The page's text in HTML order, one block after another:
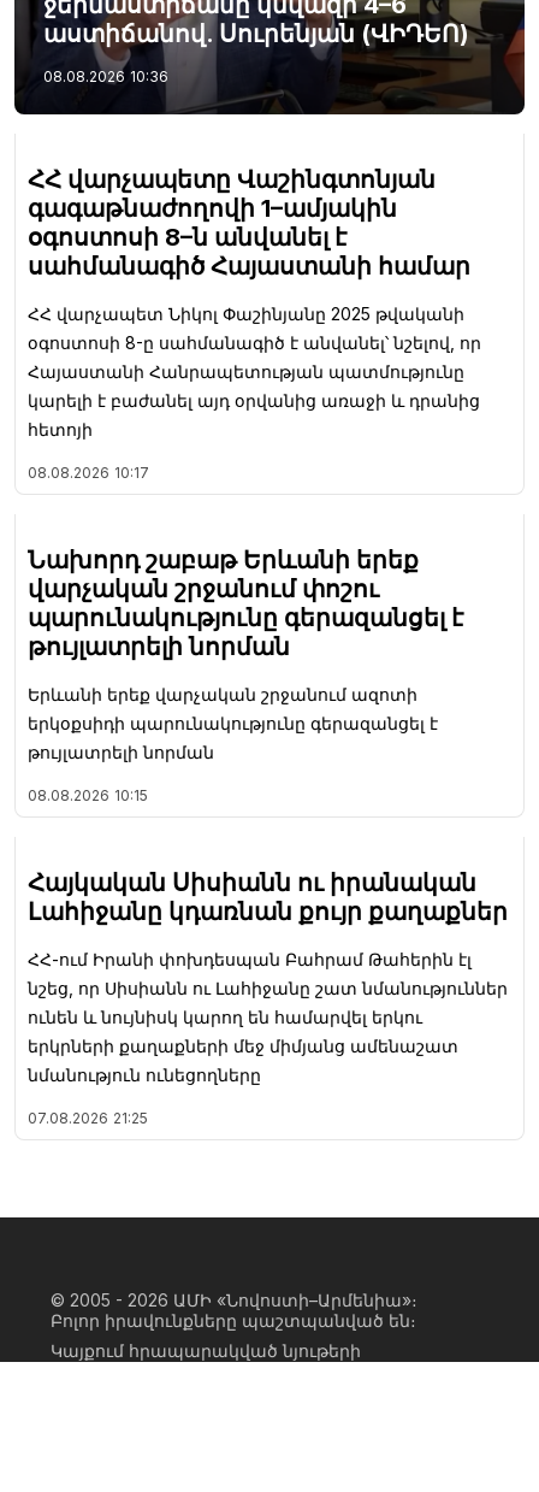
աստիճանով. Սուրենյան (ՎԻԴԵՈ)
08.08.2026 10:36
ՀՀ վարչապետը Վաշինգտոնյան
գագաթնաժողովի 1–ամյակին
օգոստոսի 8–ն անվանել է
սահմանագիծ Հայաստանի համար
ՀՀ վարչապետ Նիկոլ Փաշինյանը 2025 թվականի
օգոստոսի 8-ը սահմանագիծ է անվանել՝ նշելով, որ
Հայաստանի Հանրապետության պատմությունը
կարելի է բաժանել այդ օրվանից առաջի և դրանից
հետոյի
08.08.2026 10:17
Նախորդ շաբաթ Երևանի երեք
վարչական շրջանում փոշու
պարունակությունը գերազանցել է
թույլատրելի նորման
Երևանի երեք վարչական շրջանում ազոտի
երկօքսիդի պարունակությունը գերազանցել է
թույլատրելի նորման
08.08.2026 10:15
Հայկական Սիսիանն ու իրանական
Լահիջանը կդառնան քույր քաղաքներ
ՀՀ-ում Իրանի փոխդեսպան Բահրամ Թահերին էլ
նշեց, որ Սիսիանն ու Լահիջանը շատ նմանություններ
ունեն և նույնիսկ կարող են համարվել երկու
երկրների քաղաքների մեջ միմյանց ամենաշատ
նմանություն ունեցողները
07.08.2026 21:25
© 2005 - 2026 ԱՄԻ «Նովոստի–Արմենիա»։
Բոլոր իրավունքները պաշտպանված են։
Կայքում հրապարակված նյութերի